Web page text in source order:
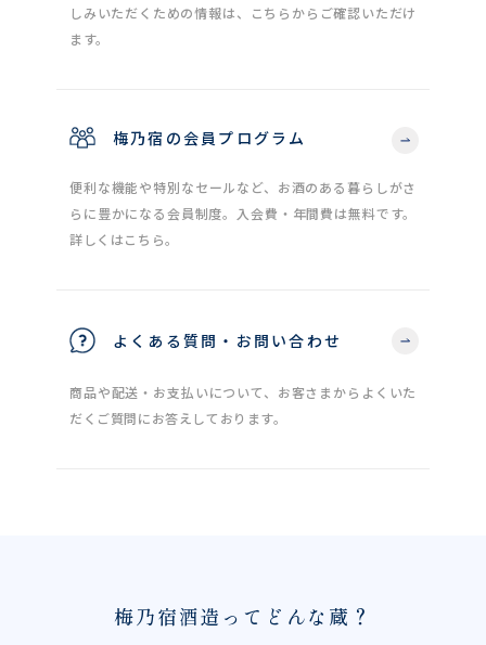
しみいただくための情報は、こちらからご確認いただけ
ます。
梅乃宿の会員プログラム
便利な機能や特別なセールなど、お酒のある暮らしがさ
らに豊かになる会員制度。入会費・年間費は無料です。
詳しくはこちら。
よくある質問・お問い合わせ
商品や配送・お支払いについて、お客さまからよくいた
だくご質問にお答えしております。
梅乃宿酒造ってどんな蔵？